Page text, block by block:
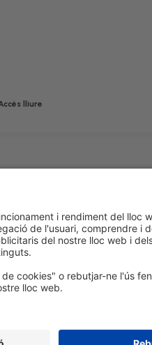
lliure